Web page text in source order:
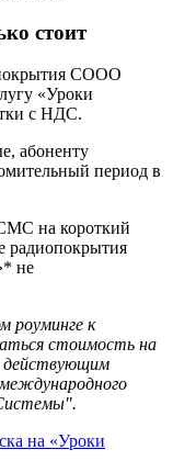
стоит
СООО
«Уроки
с НДС.
абоненту
период в
на короткий
радиопокрытия
не
роуминге к
стоимость на
действующим
на «Уроки